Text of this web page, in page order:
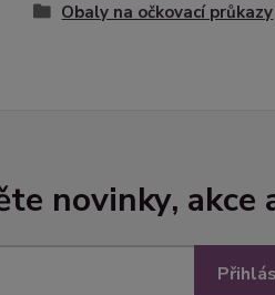
Obaly na očkovací průkazy
novinky, akce